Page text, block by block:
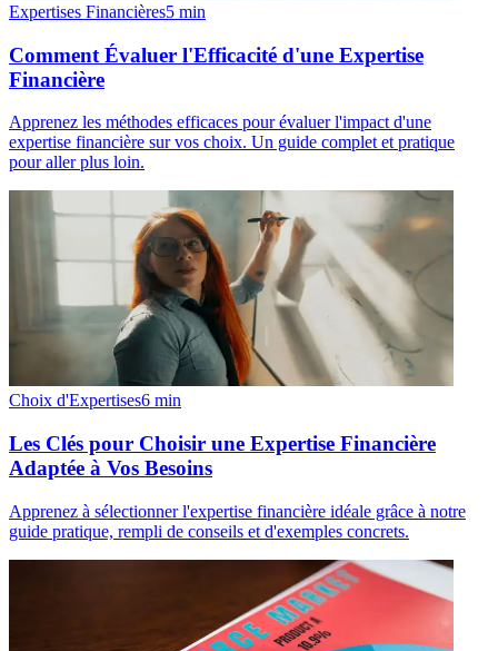
Expertises Financières5 min
Comment Évaluer l'Efficacité d'une Expertise
Financière
Apprenez les méthodes efficaces pour évaluer l'impact d'une
expertise financière sur vos choix. Un guide complet et pratique
pour aller plus loin.
Choix d'Expertises6 min
Les Clés pour Choisir une Expertise Financière
Adaptée à Vos Besoins
Apprenez à sélectionner l'expertise financière idéale grâce à notre
guide pratique, rempli de conseils et d'exemples concrets.